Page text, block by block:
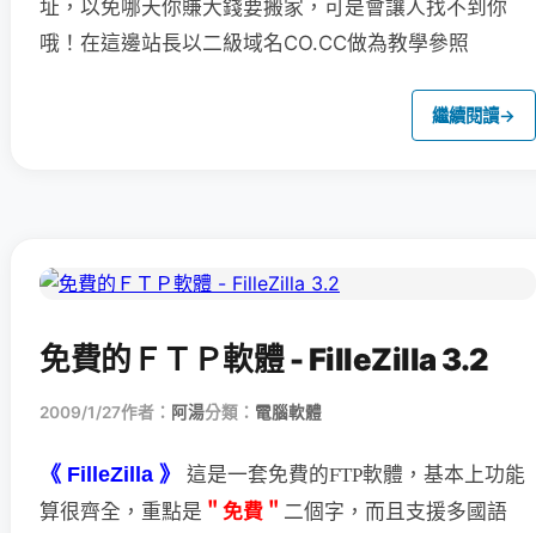
址，以免哪天你賺大錢要搬家，可是會讓人找不到你
哦！在這邊站長以二級域名CO.CC做為教學參照
繼續閱讀→
免費的ＦＴＰ軟體 - FilleZilla 3.2
2009/1/27作者： 阿湯分類： 電腦軟體
《 FilleZilla 》
這是一套免費的FTP軟體，基本上功能
算很齊全，重點是 ＂免費＂ 二個字， 而且支援多國語